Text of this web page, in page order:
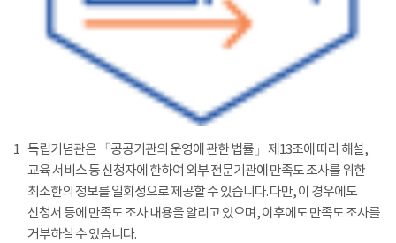
1 독립기념관은 「공공기관의 운영에 관한 법률」 제13조에 따라 해설,
교육 서비스 등 신청자에 한하여 외부 전문기관에 만족도 조사를 위한
최소한의 정보를 일회성으로 제공할 수 있습니다. 다만, 이 경우에도
신청서 등에 만족도 조사 내용을 알리고 있으며, 이후에도 만족도 조사를
거부하실 수 있습니다.